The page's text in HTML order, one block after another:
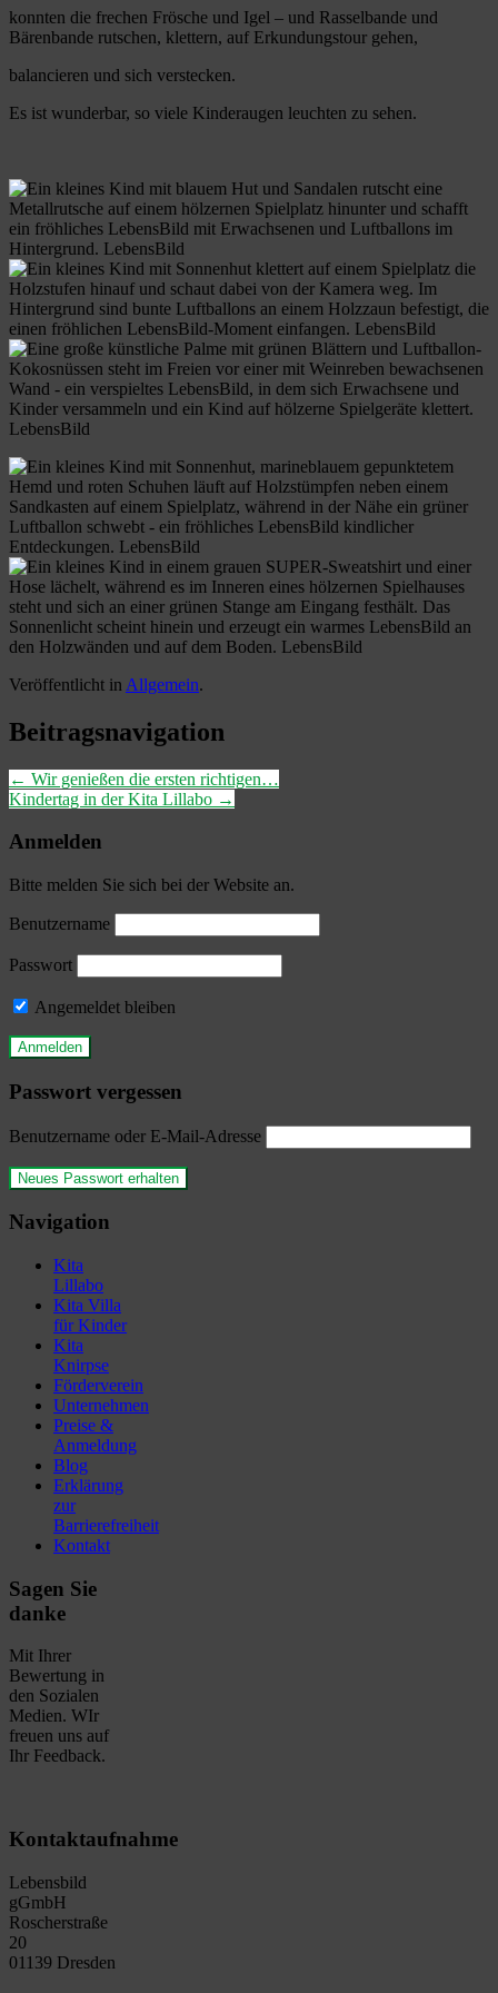
konnten die frechen Frösche und Igel – und Rasselbande und
Bärenbande rutschen, klettern, auf Erkundungstour gehen,
balancieren und sich verstecken.
Es ist wunderbar, so viele Kinderaugen leuchten zu sehen.
Veröffentlicht in Allgemein.
Beitragsnavigation
← Wir genießen die ersten richtigen…
Kindertag in der Kita Lillabo →
Anmelden
Bitte melden Sie sich bei der Website an.
Benutzername
Passwort
Angemeldet bleiben
Passwort vergessen
Benutzername oder E-Mail-Adresse
Navigation
Kita
Lillabo
Kita Villa
für Kinder
Kita
Knirpse
Förderverein
Unternehmen
Preise &
Anmeldung
Blog
Erklärung
zur
Barrierefreiheit
Kontakt
Sagen Sie
danke
Mit Ihrer
Bewertung in
den Sozialen
Medien. WIr
freuen uns auf
Ihr Feedback.
Kontaktaufnahme
Lebensbild
gGmbH
Roscherstraße
20
01139 Dresden